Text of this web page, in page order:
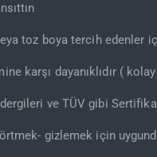
toz boya tercih edenler
karşı dayanıklıdır (
ve TÜV gibi
gizlemek için